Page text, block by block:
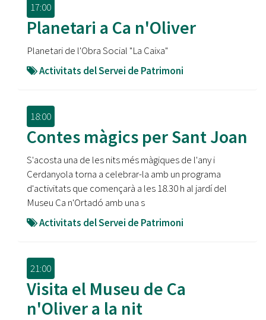
17:00
Planetari a Ca n'Oliver
Planetari de l'Obra Social "La Caixa"
Activitats del Servei de Patrimoni
18:00
Contes màgics per Sant Joan
S'acosta una de les nits més màgiques de l'any i
Cerdanyola torna a celebrar-la amb un programa
d'activitats que començarà a les 18.30 h al jardí del
Museu Ca n'Ortadó amb una s
Activitats del Servei de Patrimoni
21:00
Visita el Museu de Ca
n'Oliver a la nit